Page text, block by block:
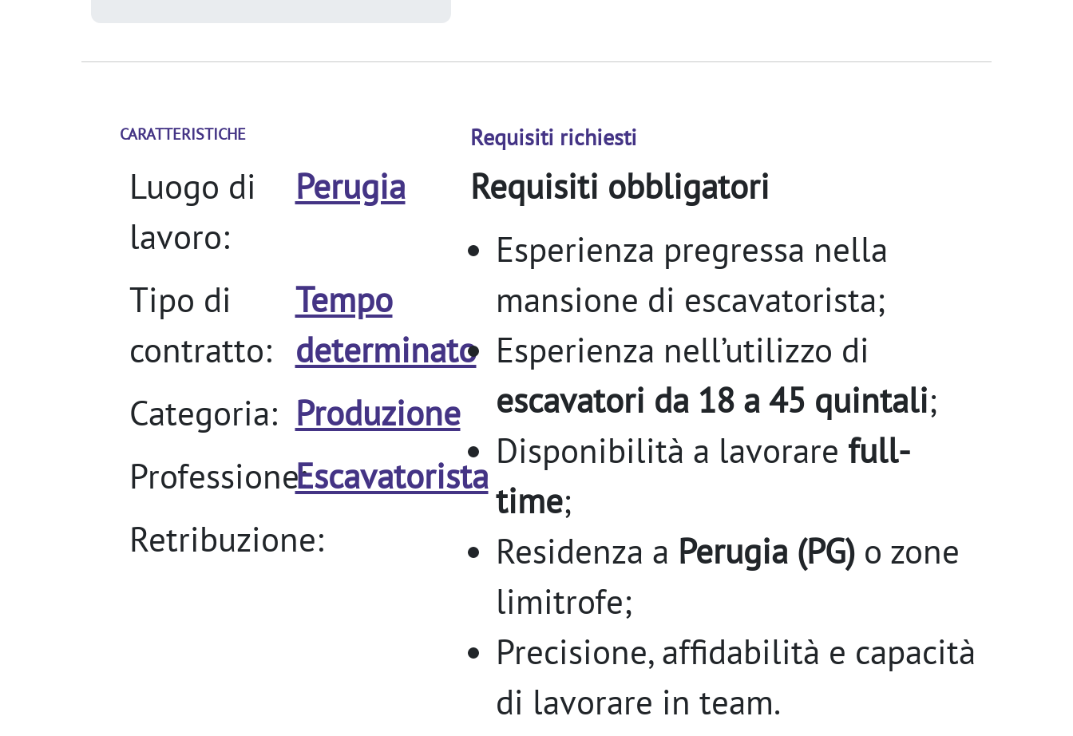
CARATTERISTICHE
Luogo di
lavoro:
Perugia
Tipo di
contratto:
Tempo
determinato
Categoria: Produzione
Professione:Escavatorista
Retribuzione:
Requisiti richiesti
Requisiti obbligatori
Esperienza pregressa nella
mansione di escavatorista;
Esperienza nell’utilizzo di
escavatori da 18 a 45 quintali;
Disponibilità a lavorare full-
time;
Residenza a Perugia (PG) o zone
limitrofe;
Precisione, affidabilità e capacità
di lavorare in team.